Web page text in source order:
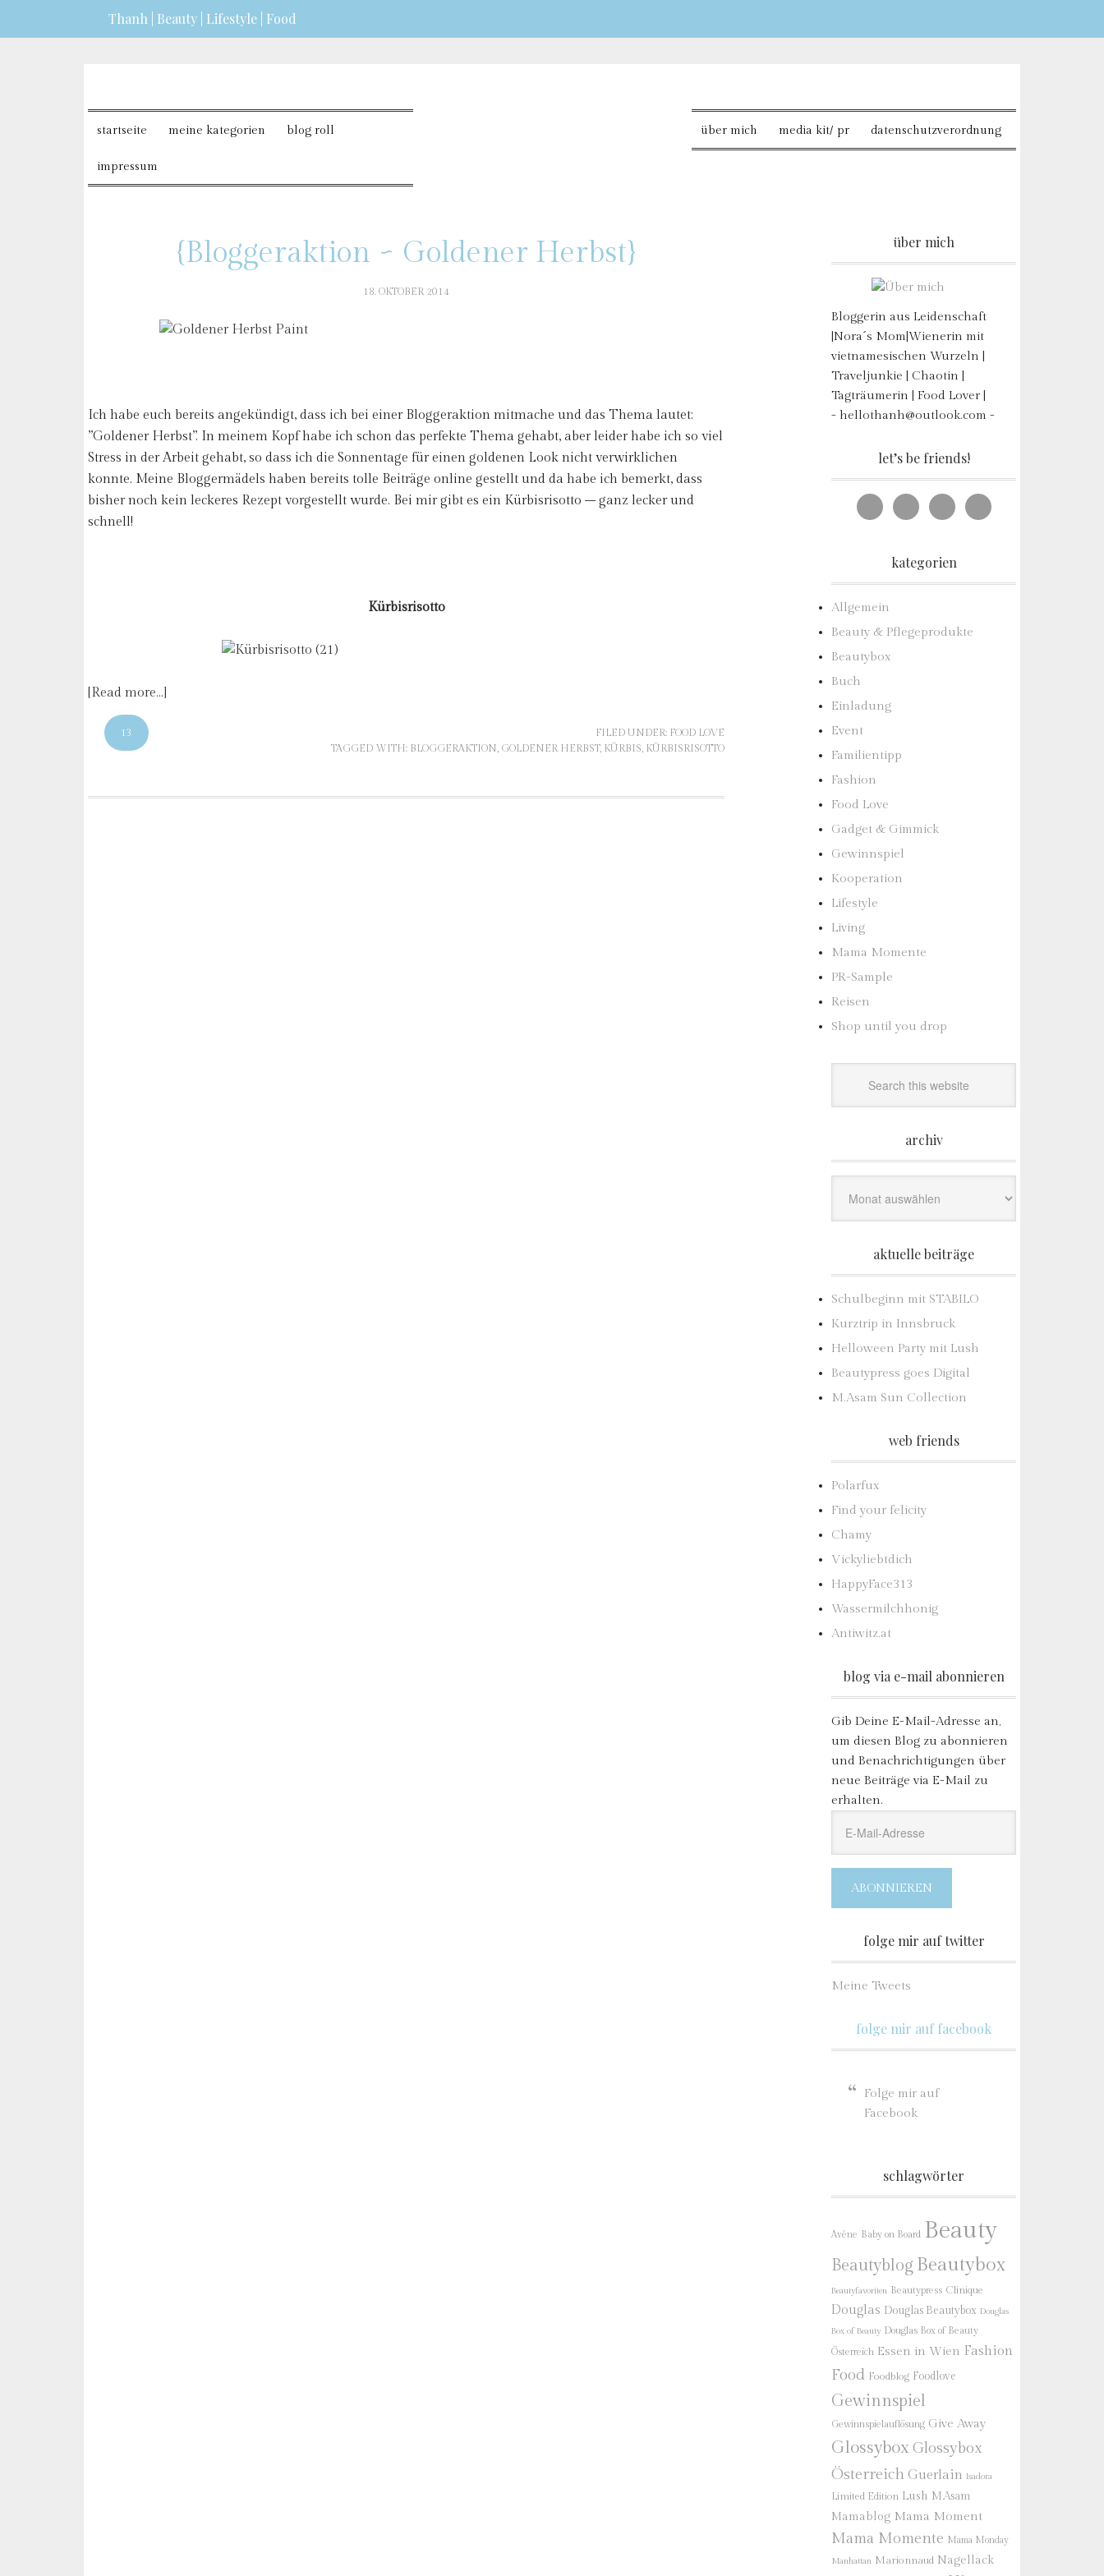
Thanh | Beauty | Lifestyle | Food
startseite meine kategorien blog roll
impressum
über mich media kit/ pr datenschutzverordnung
{Bloggeraktion ~ Goldener Herbst}
18. OKTOBER 2014
Ich habe euch bereits angekündigt, dass ich bei einer Bloggeraktion mitmache und das Thema lautet:
”Goldener Herbst”. In meinem Kopf habe ich schon das perfekte Thema gehabt, aber leider habe ich so viel
Stress in der Arbeit gehabt, so dass ich die Sonnentage für einen goldenen Look nicht verwirklichen
konnte. Meine Bloggermädels haben bereits tolle Beiträge online gestellt und da habe ich bemerkt, dass
bisher noch kein leckeres Rezept vorgestellt wurde. Bei mir gibt es ein Kürbisrisotto – ganz lecker und
schnell!
Kürbisrisotto
[Read more…]
13 FILED UNDER: FOOD LOVE
TAGGED WITH: BLOGGERAKTION, GOLDENER HERBST, KÜRBIS, KÜRBISRISOTTO
über mich
Bloggerin aus Leidenschaft
|Nora´s Mom|Wienerin mit
vietnamesischen Wurzeln |
Traveljunkie | Chaotin |
Tagträumerin | Food Lover |
- hellothanh@outlook.com -
let’s be friends!
kategorien
Allgemein
Beauty & Pflegeprodukte
Beautybox
Buch
Einladung
Event
Familientipp
Fashion
Food Love
Gadget & Gimmick
Gewinnspiel
Kooperation
Lifestyle
Living
Mama Momente
PR-Sample
Reisen
Shop until you drop
archiv
aktuelle beiträge
Schulbeginn mit STABILO
Kurztrip in Innsbruck
Helloween Party mit Lush
Beautypress goes Digital
M.Asam Sun Collection
web friends
Polarfux
Find your felicity
Chamy
Vickyliebtdich
HappyFace313
Wassermilchhonig
Antiwitz.at
blog via e-mail abonnieren
Gib Deine E-Mail-Adresse an,
um diesen Blog zu abonnieren
und Benachrichtigungen über
neue Beiträge via E-Mail zu
erhalten.
Mail-
Adresse
ABONNIEREN
folge mir auf twitter
Meine Tweets
folge mir auf facebook
Folge mir auf
Facebook
schlagwörter
Avène Baby on Board Beauty
Beautyblog Beautybox
Beautyfavoriten Beautypress Clinique
Douglas Douglas Beautybox Douglas
Box of Beauty Douglas Box of Beauty
Österreich Essen in Wien Fashion
Food Foodblog Foodlove
Gewinnspiel
Gewinnspielauflösung Give Away
GlossyboxGlossybox
Österreich Guerlain Isadora
Limited Edition Lush M.Asam
Mamablog Mama Moment
Mama Momente Mama Monday
Manhattan Marionnaud Nagellack
dazu erfahren? ICH BIN EINVERSTANDEN